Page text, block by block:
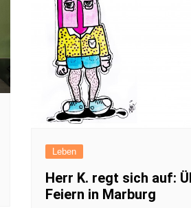
Leben
Herr K. regt sich auf:
Feiern in Marburg